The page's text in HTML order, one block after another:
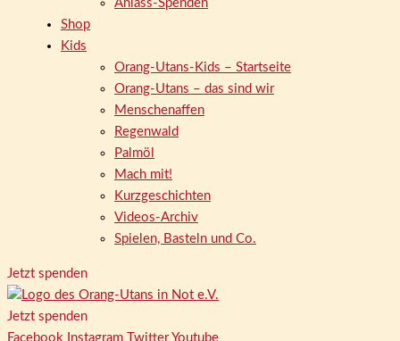
Anlass-Spenden
Shop
Kids
Orang-Utans-Kids – Startseite
Orang-Utans – das sind wir
Menschenaffen
Regenwald
Palmöl
Mach mit!
Kurzgeschichten
Videos-Archiv
Spielen, Basteln und Co.
Jetzt spenden
Jetzt spenden
Facebook
Instagram Twitter Youtube